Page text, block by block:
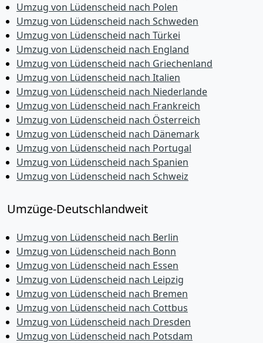
Umzug von Lüdenscheid nach Polen
Umzug von Lüdenscheid nach Schweden
Umzug von Lüdenscheid nach Türkei
Umzug von Lüdenscheid nach England
Umzug von Lüdenscheid nach Griechenland
Umzug von Lüdenscheid nach Italien
Umzug von Lüdenscheid nach Niederlande
Umzug von Lüdenscheid nach Frankreich
Umzug von Lüdenscheid nach Österreich
Umzug von Lüdenscheid nach Dänemark
Umzug von Lüdenscheid nach Portugal
Umzug von Lüdenscheid nach Spanien
Umzug von Lüdenscheid nach Schweiz
Umzüge-Deutschlandweit
Umzug von Lüdenscheid nach Berlin
Umzug von Lüdenscheid nach Bonn
Umzug von Lüdenscheid nach Essen
Umzug von Lüdenscheid nach Leipzig
Umzug von Lüdenscheid nach Bremen
Umzug von Lüdenscheid nach Cottbus
Umzug von Lüdenscheid nach Dresden
Umzug von Lüdenscheid nach Potsdam